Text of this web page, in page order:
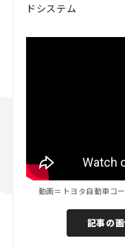
ドシステム
動画＝トヨタ自動車コ
記事の